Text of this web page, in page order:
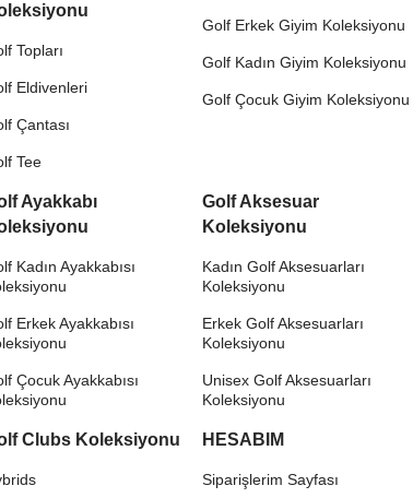
Topları
Eldivenleri
Çantası
Tee
Golf Erkek Giyim Koleksiyonu
Golf Kadın Giyim Koleksiyonu
Golf Çocuk Giyim Koleksiyonu
Ayakkabı
Kadın Ayakkabısı
Erkek Ayakkabısı
Çocuk Ayakkabısı
Golf Aksesuar
Koleksiyonu
Kadın Golf Aksesuarları
Koleksiyonu
Erkek Golf Aksesuarları
Koleksiyonu
Unisex Golf Aksesuarları
Koleksiyonu
Clubs Koleksiyonu HESABIM
Siparişlerim Sayfası